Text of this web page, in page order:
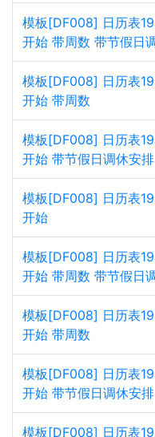
模板[DF008] 日历表
开始 带周数 带节假日
模板[DF008] 日历表
开始 带周数
模板[DF008] 日历表
开始 带节假日调休安排
模板[DF008] 日历表
开始
模板[DF008] 日历表
开始 带周数 带节假日
模板[DF008] 日历表
开始 带周数
模板[DF008] 日历表
开始 带节假日调休安排
模板[DF008] 日历表